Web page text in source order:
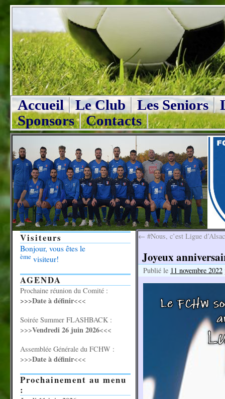
Accueil Le Club Les Seniors
Sponsors
Contacts
← #Nous, c’est Ligue
Joyeux
Publié le 11 novembre 2022
Visiteurs
Bonjour, vous êtes le
ème visiteur!
AGENDA
Prochaine réunion du Comité :
>>>Date à définir<<<
Soirée Summer FLASHBACK :
>>>Vendredi 26 juin 2026<<<
Assemblée Générale du FCHW :
>>>Date à définir<<<
Prochainement au menu
: